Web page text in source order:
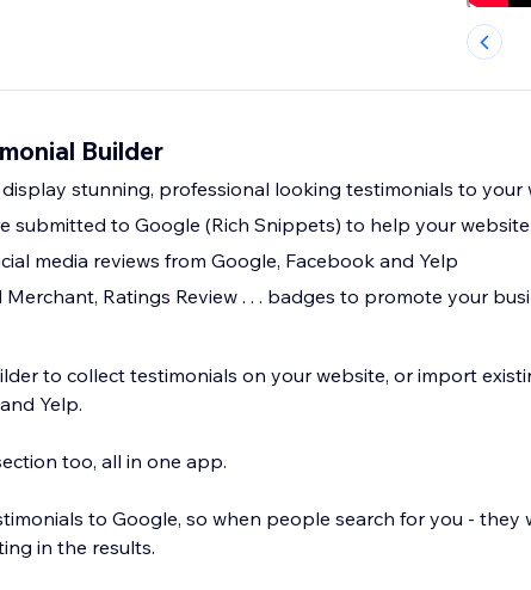
Builder
stunning, professional looking testimonials to your
submitted to Google (Rich Snippets) to help your website
media reviews from Google, Facebook and Yelp
Merchant, Ratings Review . . . badges to promote your
to collect testimonials on your website, or import
Yelp.
too, all in one app.
to Google, so when people search for you - they
in the results.